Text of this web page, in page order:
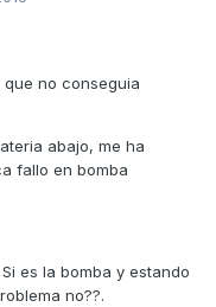
no conseguia
abajo, me ha
fallo en bomba
es la bomba y estando
no??.